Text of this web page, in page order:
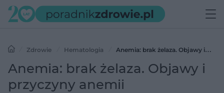
Zdrowie Hematologia
Anemia: brak żelaza. Objawy i
przyczyny anemii
Anemia: brak żelaza. Objawy i
przyczyny anemii